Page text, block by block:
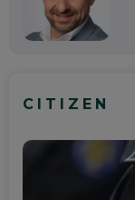
CITIZEN